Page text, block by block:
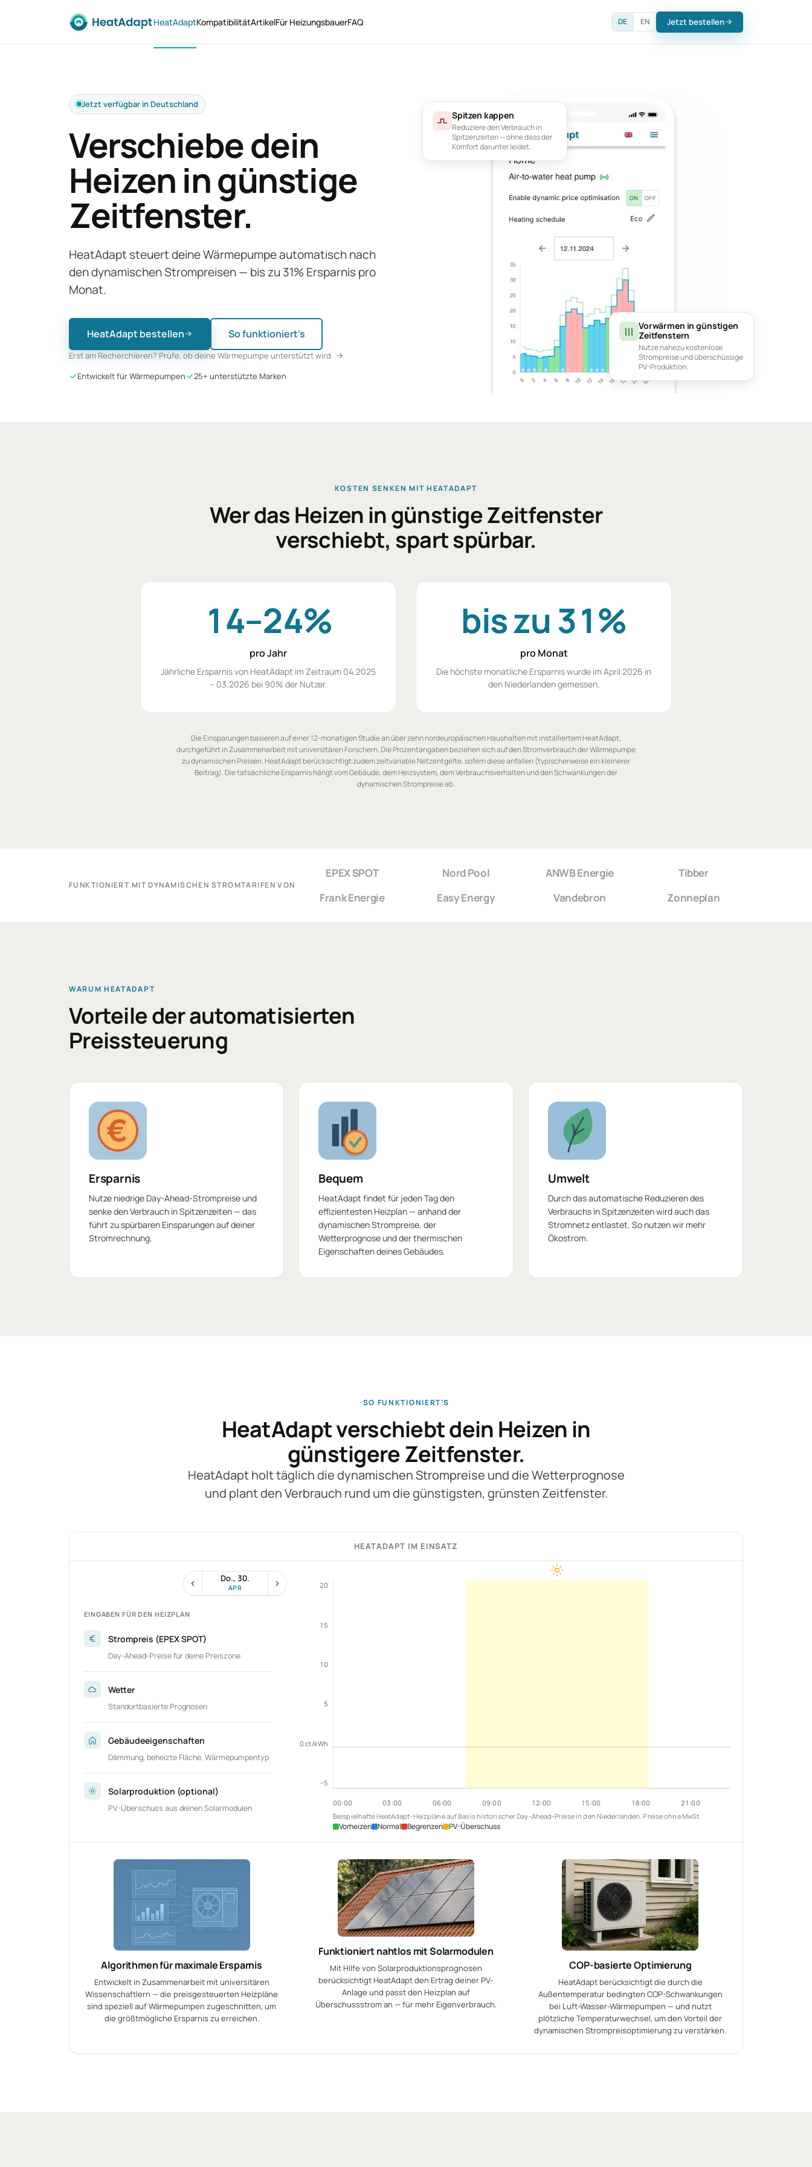
HeatAdaptKompatibilitätArtikelFür HeizungsbauerFAQ DE EN Jetzt bestellen
Jetzt verfügbar in Deutschland
Verschiebe dein
Heizen in günstige
Zeitfenster.
HeatAdapt steuert deine Wärmepumpe automatisch nach
den dynamischen Strompreisen — bis zu 31% Ersparnis pro
Monat.
HeatAdapt bestellen So funktioniert's
Erst am Recherchieren? Prüfe, ob deine Wärmepumpe unterstützt wird
Entwickelt für Wärmepumpen
25+ unterstützte Marken
Spitzen kappen
Reduziere den Verbrauch in
Spitzenzeiten — ohne dass der
Komfort darunter leidet.
Vorwärmen in günstigen
Zeitfenstern
Nutze nahezu kostenlose
Strompreise und überschüssige
PV-Produktion.
KOSTEN SENKEN MIT HEATADAPT
Wer das Heizen in günstige Zeitfenster
verschiebt, spart spürbar.
14–24%
pro Jahr
Jährliche Ersparnis von HeatAdapt im Zeitraum 04.2025
– 03.2026 bei 90% der Nutzer.
bis zu 31%
pro Monat
Die höchste monatliche Ersparnis wurde im April 2026 in
den Niederlanden gemessen.
Die Einsparungen basieren auf einer 12-monatigen Studie an über zehn nordeuropäischen Haushalten mit installiertem HeatAdapt,
durchgeführt in Zusammenarbeit mit universitären Forschern. Die Prozentangaben beziehen sich auf den Stromverbrauch der Wärmepumpe
zu dynamischen Preisen. HeatAdapt berücksichtigt zudem zeitvariable Netzentgelte, sofern diese anfallen (typischerweise ein kleinerer
Beitrag). Die tatsächliche Ersparnis hängt vom Gebäude, dem Heizsystem, dem Verbrauchsverhalten und den Schwankungen der
dynamischen Strompreise ab.
FUNKTIONIERT MIT DYNAMISCHEN STROMTARIFEN VON
EPEX SPOT Nord Pool ANWB Energie
Tibber
Frank Energie
Easy Energy Vandebron Zonneplan
WARUM HEATADAPT
Vorteile der automatisierten
Preissteuerung
Ersparnis
Nutze niedrige Day-Ahead-Strompreise und
senke den Verbrauch in Spitzenzeiten — das
führt zu spürbaren Einsparungen auf deiner
Stromrechnung.
Bequem
HeatAdapt findet für jeden Tag den
effizientesten Heizplan — anhand der
dynamischen Strompreise, der
Wetterprognose und der thermischen
Eigenschaften deines Gebäudes.
Umwelt
Durch das automatische Reduzieren des
Verbrauchs in Spitzenzeiten wird auch das
Stromnetz entlastet. So nutzen wir mehr
Ökostrom.
SO FUNKTIONIERT'S
HeatAdapt verschiebt dein Heizen in
günstigere Zeitfenster.
HeatAdapt holt täglich die dynamischen Strompreise und die Wetterprognose
und plant den Verbrauch rund um die günstigsten, grünsten Zeitfenster.
HEATADAPT IM EINSATZ
EINGABEN FÜR DEN HEIZPLAN
Strompreis (EPEX SPOT)
Day-Ahead-Preise für deine Preiszone
Wetter
Standortbasierte Prognosen
Gebäudeeigenschaften
Dämmung, beheizte Fläche, Wärmepumpentyp
Solarproduktion (optional)
PV-Überschuss aus deinen Solarmodulen
Do., 30.
APR 20
15
10
5
0 ct/kWh
−5
00:00 03 :00 06:00 09:00 12:00 15 :00 18:00 21 :00
Beispielhafte HeatAdapt-Heizpläne auf Basis historischer Day-Ahead-Preise in den Niederlanden. Preise ohne MwSt.
Vorheizen Normal Begrenzen PV-Überschuss
Algorithmen für maximale Ersparnis
Entwickelt in Zusammenarbeit mit universitären
Wissenschaftlern — die preisgesteuerten Heizpläne
sind speziell auf Wärmepumpen zugeschnitten, um
die größtmögliche Ersparnis zu erreichen.
Funktioniert nahtlos mit Solarmodulen
Mit Hilfe von Solarproduktionsprognosen
berücksichtigt HeatAdapt den Ertrag deiner PV-
Anlage und passt den Heizplan auf
Überschussstrom an — für mehr Eigenverbrauch.
COP-basierte Optimierung
HeatAdapt berücksichtigt die durch die
Außentemperatur bedingten COP-Schwankungen
bei Luft-Wasser-Wärmepumpen — und nutzt
plötzliche Temperaturwechsel, um den Vorteil der
dynamischen Strompreisoptimierung zu verstärken.